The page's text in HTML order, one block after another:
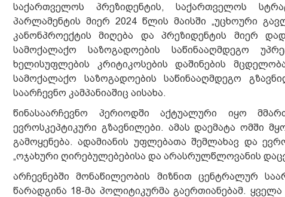
საქართველოს პრეზიდენტის, საქართველოს
პარლამენტის მიერ 2024 წლის მაისში „უცხოური
კანონპროექტის მიღება და პრეზიდენტის მიერ
სამოქალაქო საზოგადოების საწინააღმდეგო
ხელისუფლების კრიტიკოსების დაშინების
სამოქალაქო საზოგადოების საწინააღმდეგო
საარჩევნო კამპანიაშიც აისახა.
წინასაარჩევნო პერიოდში აქტუალური იყო
ევროსკეპტიკური გზავნილები. ამას დაემატა ომში
გამოყენება. ადამიანის უფლებათა შემლახავ და
„ოჯახური ღირებულებებისა და არასრულწლოვანის
არჩევნებში მონაწილეობის მიზნით ცენტრალურ
წარადგინა 18-მა პოლიტიკურმა გაერთიანებამ.